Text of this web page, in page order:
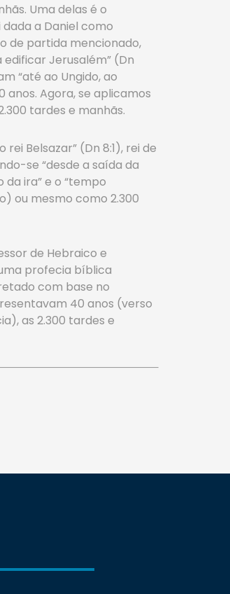
Uma delas é o
a Daniel como
de partida mencionado,
Jerusalém” (Dn
“até ao Ungido, ao
anos. Agora, se aplicamos
tardes e manhãs.
Belsazar” (Dn 8:1), rei de
se “desde a saída da
ira” e o “tempo
ou mesmo como 2.300
de Hebraico e
profecia bíblica
com base no
40 anos (verso
as 2.300 tardes e